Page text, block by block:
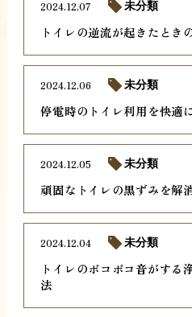
トイレの逆流が起きたとき
2024.12.07 未分類
停電時のトイレ利用を快適
2024.12.06 未分類
頑固なトイレの黒ずみを解
2024.12.05 未分類
トイレのボコボコ音がする
法
2024.12.04 未分類